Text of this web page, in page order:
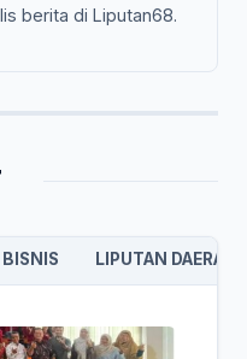
berita di Liputan68.
BISNIS LIPUTAN DAERAH